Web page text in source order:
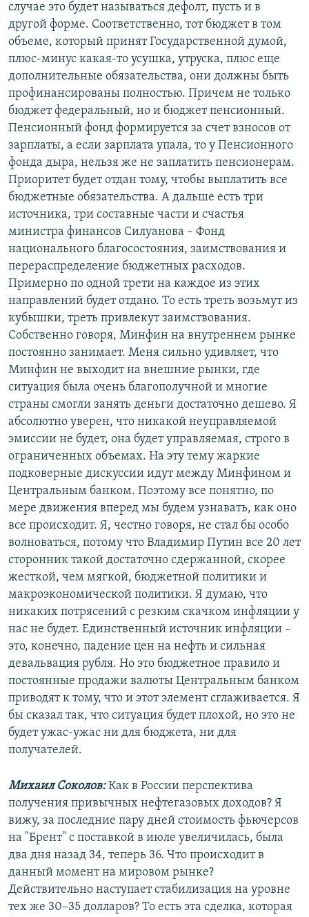
случае это будет называться дефолт, пусть и в
другой форме. Соответственно, тот бюджет в том
объеме, который принят Государственной думой,
плюс-минус какая-то усушка, утруска, плюс еще
дополнительные обязательства, они должны быть
профинансированы полностью. Причем не только
бюджет федеральный, но и бюджет пенсионный.
Пенсионный фонд формируется за счет взносов от
зарплаты, а если зарплата упала, то у Пенсионного
фонда дыра, нельзя же не заплатить пенсионерам.
Приоритет будет отдан тому, чтобы выплатить все
бюджетные обязательства. А дальше есть три
источника, три составные части и счастья
министра финансов Силуанова – Фонд
национального благосостояния, заимствования и
перераспределение бюджетных расходов.
Примерно по одной трети на каждое из этих
направлений будет отдано. То есть треть возьмут из
кубышки, треть привлекут заимствования.
Собственно говоря, Минфин на внутреннем рынке
постоянно занимает. Меня сильно удивляет, что
Минфин не выходит на внешние рынки, где
ситуация была очень благополучной и многие
страны смогли занять деньги достаточно дешево. Я
абсолютно уверен, что никакой неуправляемой
эмиссии не будет, она будет управляемая, строго в
ограниченных объемах. На эту тему жаркие
подковерные дискуссии идут между Минфином и
Центральным банком. Поэтому все понятно, по
мере движения вперед мы будем узнавать, как оно
все происходит. Я, честно говоря, не стал бы особо
волноваться, потому что Владимир Путин все 20 лет
сторонник такой достаточно сдержанной, скорее
жесткой, чем мягкой, бюджетной политики и
макроэкономической политики. Я думаю, что
никаких потрясений с резким скачком инфляции у
нас не будет. Единственный источник инфляции –
это, конечно, падение цен на нефть и сильная
девальвация рубля. Но это бюджетное правило и
постоянные продажи валюты Центральным банком
приводят к тому, что и этот элемент сглаживается. Я
бы сказал так, что ситуация будет плохой, но это не
будет ужас-ужас ни для бюджета, ни для
получателей.
Михаил Соколов:Как в России перспектива
получения привычных нефтегазовых доходов? Я
вижу, за последние пару дней стоимость фьючерсов
на "Брент" с поставкой в июле увеличилась, была
два дня назад 34, теперь 36. Что происходит в
данный момент на мировом рынке?
Действительно наступает стабилизация на уровне
тех же 30–35 долларов? То есть эта сделка, которая